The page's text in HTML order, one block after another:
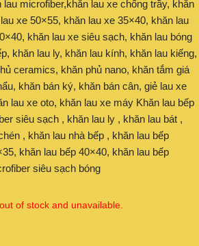
microfiber,khăn lau xe chống trầy, khăn
xe 50×55, khăn lau xe 35×40, khăn lau
khăn lau xe siêu sạch, khăn lau bóng
khăn lau ly, khăn lau kính, khăn lau kiếng,
ceramics, khăn phủ nano, khăn tắm giá
khăn bán ký, khăn bán cân, giẻ lau xe
lau xe oto, khăn lau xe máy Khăn lau bếp
siêu sạch , khăn lau ly , khăn lau bát ,
, khăn lau nhà bếp , khăn lau bếp
khăn lau bếp 40×40, khăn lau bếp
siêu sạch bóng
of stock and unavailable.